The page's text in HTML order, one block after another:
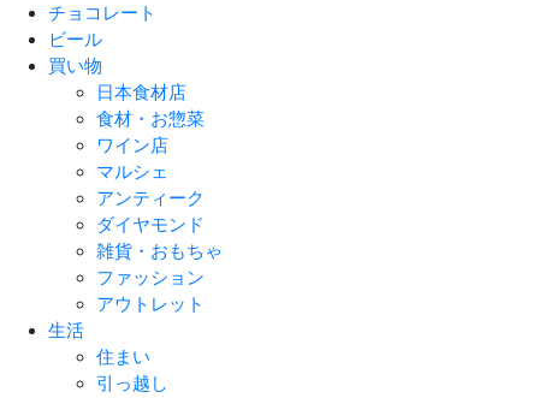
チョコレート
ビール
買い物
日本食材店
食材・お惣菜
ワイン店
マルシェ
アンティーク
ダイヤモンド
雑貨・おもちゃ
ファッション
アウトレット
生活
住まい
引っ越し